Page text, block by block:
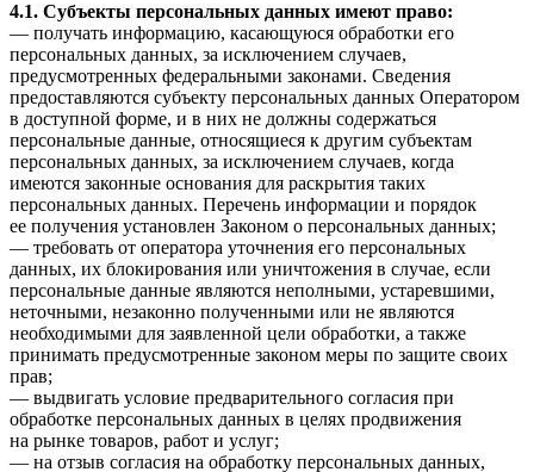
4.1. Субъекты персональных данных имеют право:
— получать информацию, касающуюся обработки его
персональных данных, за исключением случаев,
предусмотренных федеральными законами. Сведения
предоставляются субъекту персональных данных Оператором
в доступной форме, и в них не должны содержаться
персональные данные, относящиеся к другим субъектам
персональных данных, за исключением случаев, когда
имеются законные основания для раскрытия таких
персональных данных. Перечень информации и порядок
ее получения установлен Законом о персональных данных;
— требовать от оператора уточнения его персональных
данных, их блокирования или уничтожения в случае, если
персональные данные являются неполными, устаревшими,
неточными, незаконно полученными или не являются
необходимыми для заявленной цели обработки, а также
принимать предусмотренные законом меры по защите своих
прав;
— выдвигать условие предварительного согласия при
обработке персональных данных в целях продвижения
на рынке товаров, работ и услуг;
— на отзыв согласия на обработку персональных данных,